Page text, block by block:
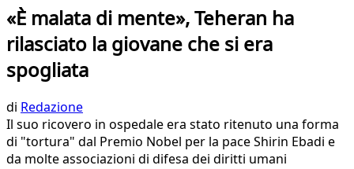
«È malata di mente», Teheran ha
rilasciato la giovane che si era
spogliata
di Redazione
Il suo ricovero in ospedale era stato ritenuto una forma
di "tortura" dal Premio Nobel per la pace Shirin Ebadi e
da molte associazioni di difesa dei diritti umani